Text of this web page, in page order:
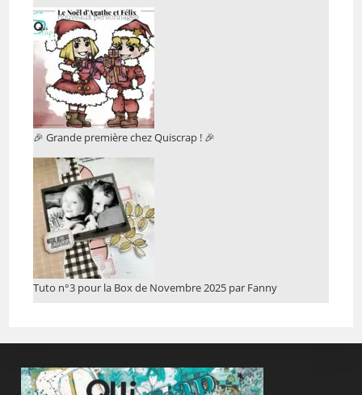
🎉 Grande première chez Quiscrap ! 🎉
Tuto n°3 pour la Box de Novembre 2025 par Fanny